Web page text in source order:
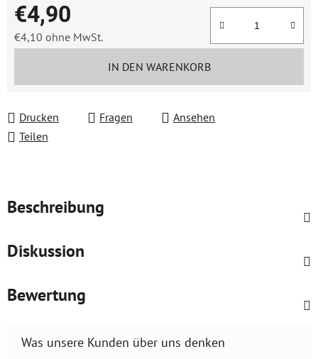
€4,90
€4,10 ohne MwSt.
IN DEN WARENKORB
Drucken Fragen
Ansehen
Teilen
Beschreibung
Diskussion
Bewertung